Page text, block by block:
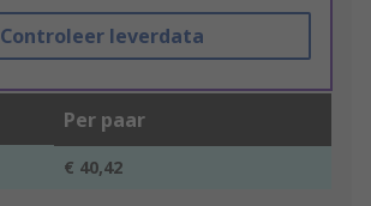
Controleer leverdata
Per paar
€ 40,42